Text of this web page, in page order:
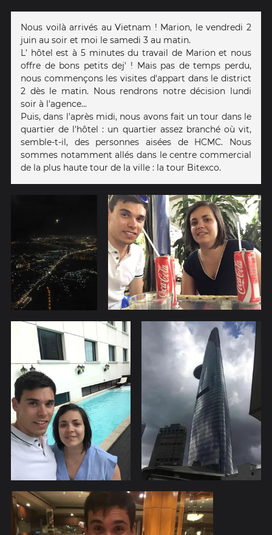
Nous voilà arrivés au Vietnam ! Marion, le vendredi 2
juin au soir et moi le samedi 3 au matin.
L' hôtel est à 5 minutes du travail de Marion et nous
offre de bons petits dej' ! Mais pas de temps perdu,
nous commençons les visites d'appart dans le district
2 dès le matin. Nous rendrons notre décision lundi
soir à l'agence...
Puis, dans l'après midi, nous avons fait un tour dans le
quartier de l'hôtel : un quartier assez branché où vit,
semble-t-il, des personnes aisées de HCMC. Nous
sommes notamment allés dans le centre commercial
de la plus haute tour de la ville : la tour Bitexco.